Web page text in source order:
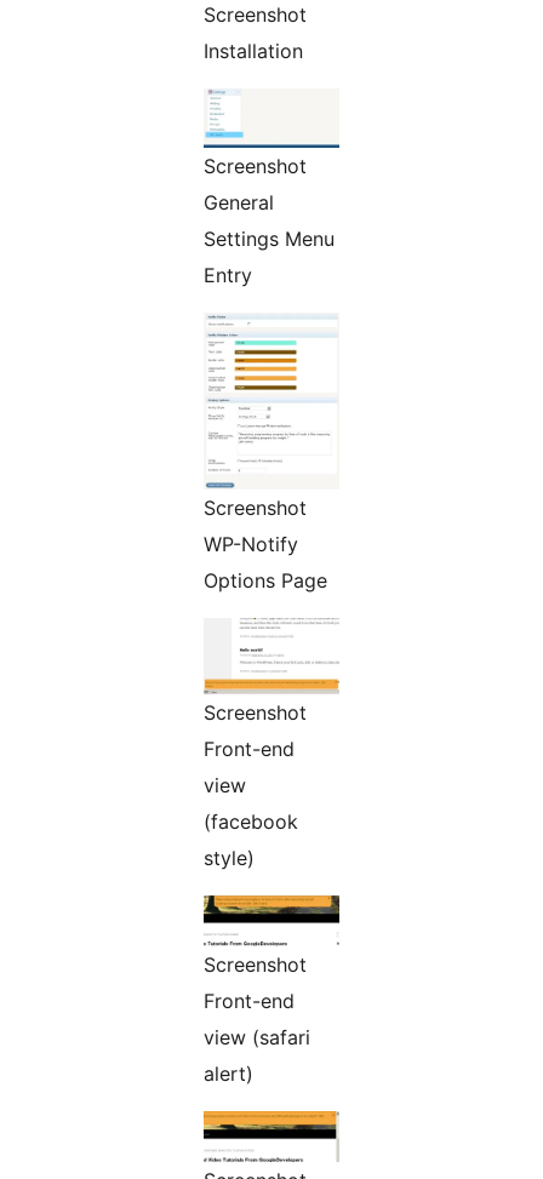
Screenshot
Installation
Screenshot
General
Settings Menu
Entry
Screenshot
WP-Notify
Options Page
Screenshot
Front-end
view
(facebook
style)
Screenshot
Front-end
view (safari
alert)